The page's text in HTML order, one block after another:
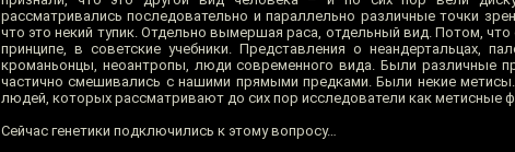
рассматривались последовательно и параллельно различные точки
что это некий тупик. Отдельно вымершая раса, отдельный вид. Потом,
принципе, в советские учебники. Представления о неандертальцах,
кроманьонцы, неоантропы, люди современного вида. Были различные
частично смешивались с нашими прямыми предками. Были некие
людей, которых рассматривают до сих пор исследователи как метисные
Сейчас генетики подключились к этому вопросу…